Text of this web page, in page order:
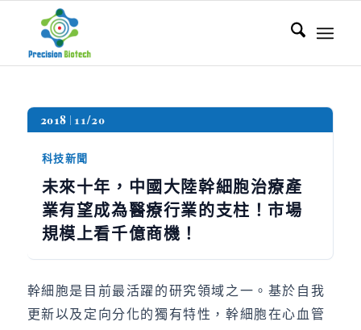
2018 11/20
科技新聞
未來十年，中國大陸幹細胞治療產
業有望成為醫療行業的支柱！市場
規模上看千億商機！
幹細胞是目前最活躍的研究領域之一。基於自我
更新以及定向分化的獨有特性，幹細胞在心血管